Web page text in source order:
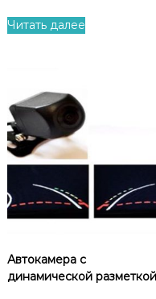
Читать далее
Автокамера с
динамической разметкой